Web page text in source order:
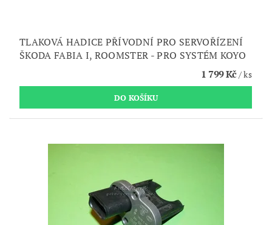
TLAKOVÁ HADICE PŘÍVODNÍ PRO SERVOŘÍZENÍ
ŠKODA FABIA I, ROOMSTER - PRO SYSTÉM KOYO
1 799 Kč/ ks